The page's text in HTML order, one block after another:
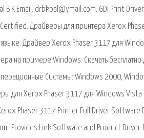
B K Email: drbkpal@ymail.com. GDI Print
Драйверы для принтера Xerox
Драйвер Xerox Phaser 3117 для
на примере Windows. Скачать
Системы: Windows 2000,
для Xerox Phaser 3117 для Windows
Phaser 3117 Printer Full Driver
Provides Link Software and Product